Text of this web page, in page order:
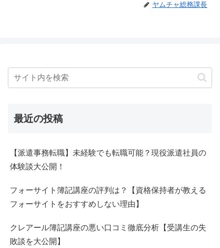
ヤムチャ総務課長
最近の投稿
【派遣事務転職】未経験でも転職可能？現役派遣社員の
体験談大公開！
フォーサイト簿記講座の評判は？【資格保持者が教える
フォーサイトをおすすめしない理由】
クレアール簿記講座の悪い口コミ徹底分析【受講生の失
敗談を大公開】